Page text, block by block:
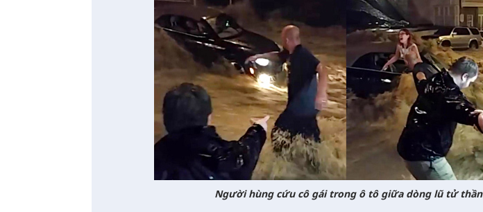
Người hùng cứu cô gái trong ô tô giữa dòng lũ tử thần